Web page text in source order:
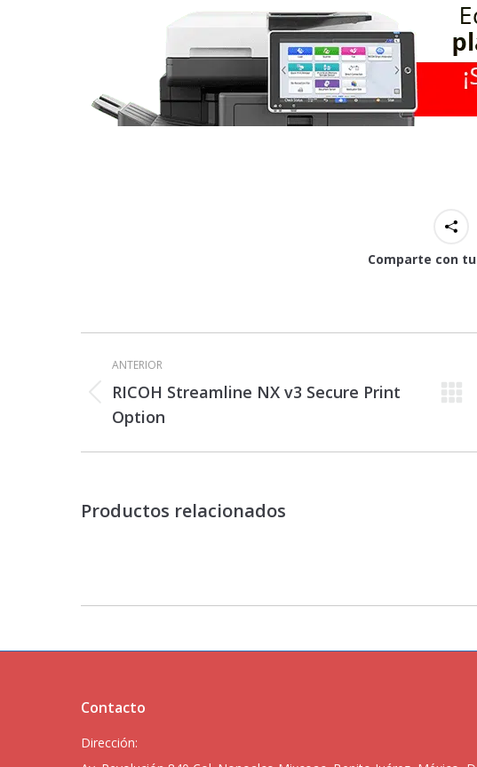
Comparte con
Navegación
entre
proyectos
ANTERIOR
Proyecto
anterior
RICOH Streamline NX v3 Secure Print
Option
Productos relacionados
Contacto
Dirección: